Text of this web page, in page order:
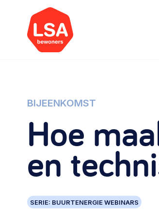
Rechtsvormen, positionering,
Vrijwilligers en medewerkers
Werving, contracten en
betaalde krachten >
Buurtbewoners verbinden
BIJEENKOMST
Hoe
en
SERIE: BUURTENERGIE WEBINARS